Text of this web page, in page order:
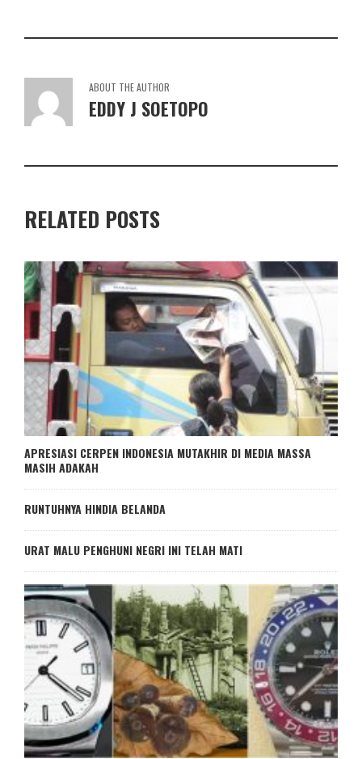
ABOUT THE AUTHOR
EDDY J SOETOPO
RELATED POSTS
APRESIASI CERPEN INDONESIA MUTAKHIR DI MEDIA MASSA
MASIH ADAKAH
RUNTUHNYA HINDIA BELANDA
URAT MALU PENGHUNI NEGRI INI TELAH MATI